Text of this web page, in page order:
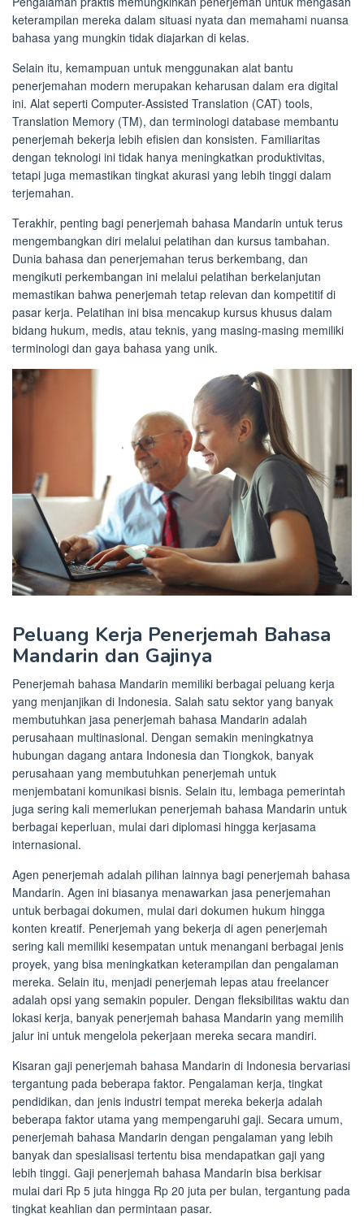
keterampilan mereka dalam situasi nyata dan memahami nuansa
bahasa yang mungkin tidak diajarkan di kelas.
Selain itu, kemampuan untuk menggunakan alat bantu
penerjemahan modern merupakan keharusan dalam era digital
ini. Alat seperti Computer-Assisted Translation (CAT) tools,
Translation Memory (TM), dan terminologi database membantu
penerjemah bekerja lebih efisien dan konsisten. Familiaritas
dengan teknologi ini tidak hanya meningkatkan produktivitas,
tetapi juga memastikan tingkat akurasi yang lebih tinggi dalam
terjemahan.
Terakhir, penting bagi penerjemah bahasa Mandarin untuk terus
mengembangkan diri melalui pelatihan dan kursus tambahan.
Dunia bahasa dan penerjemahan terus berkembang, dan
mengikuti perkembangan ini melalui pelatihan berkelanjutan
memastikan bahwa penerjemah tetap relevan dan kompetitif di
pasar kerja. Pelatihan ini bisa mencakup kursus khusus dalam
bidang hukum, medis, atau teknis, yang masing-masing memiliki
terminologi dan gaya bahasa yang unik.
Peluang Kerja Penerjemah Bahasa
Mandarin dan Gajinya
Penerjemah bahasa Mandarin memiliki berbagai peluang kerja
yang menjanjikan di Indonesia. Salah satu sektor yang banyak
membutuhkan jasa penerjemah bahasa Mandarin adalah
perusahaan multinasional. Dengan semakin meningkatnya
hubungan dagang antara Indonesia dan Tiongkok, banyak
perusahaan yang membutuhkan penerjemah untuk
menjembatani komunikasi bisnis. Selain itu, lembaga pemerintah
juga sering kali memerlukan penerjemah bahasa Mandarin untuk
berbagai keperluan, mulai dari diplomasi hingga kerjasama
internasional.
Agen penerjemah adalah pilihan lainnya bagi penerjemah bahasa
Mandarin. Agen ini biasanya menawarkan jasa penerjemahan
untuk berbagai dokumen, mulai dari dokumen hukum hingga
konten kreatif. Penerjemah yang bekerja di agen penerjemah
sering kali memiliki kesempatan untuk menangani berbagai jenis
proyek, yang bisa meningkatkan keterampilan dan pengalaman
mereka. Selain itu, menjadi penerjemah lepas atau freelancer
adalah opsi yang semakin populer. Dengan fleksibilitas waktu dan
lokasi kerja, banyak penerjemah bahasa Mandarin yang memilih
jalur ini untuk mengelola pekerjaan mereka secara mandiri.
Kisaran gaji penerjemah bahasa Mandarin di Indonesia bervariasi
tergantung pada beberapa faktor. Pengalaman kerja, tingkat
pendidikan, dan jenis industri tempat mereka bekerja adalah
beberapa faktor utama yang mempengaruhi gaji. Secara umum,
penerjemah bahasa Mandarin dengan pengalaman yang lebih
banyak dan spesialisasi tertentu bisa mendapatkan gaji yang
lebih tinggi. Gaji penerjemah bahasa Mandarin bisa berkisar
mulai dari Rp 5 juta hingga Rp 20 juta per bulan, tergantung pada
tingkat keahlian dan permintaan pasar.